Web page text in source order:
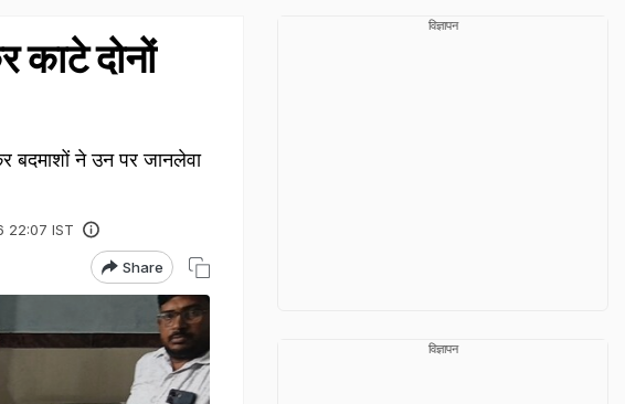
काटे दोनों
बदमाशों ने उन पर जानलेवा
22:07 IST
Share
विज्ञापन
विज्ञापन